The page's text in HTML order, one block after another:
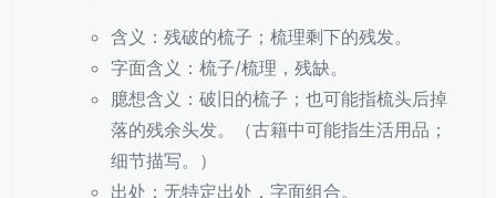
含义：残破的梳子；梳理剩下的残发。
字面含义：梳子/梳理，残缺。
臆想含义：破旧的梳子；也可能指梳头后掉
落的残余头发。（古籍中可能指生活用品；
细节描写。）
出处：无特定出处，字面组合。